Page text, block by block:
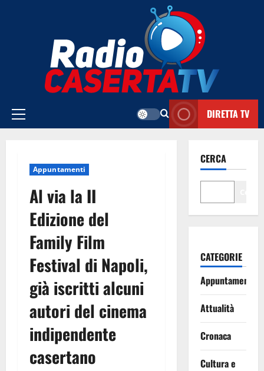
Menu
DIRETTA TV
Appuntamenti
Al via la II
Edizione del
Family Film
Festival di Napoli,
già iscritti alcuni
autori del cinema
indipendente
casertano
CERCA
CATEGORIE
Appuntamenti
Attualità
Cronaca
Cultura e